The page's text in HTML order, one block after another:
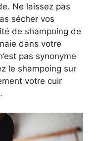
Ne laissez pas
sécher vos
de shampoing de
dans votre
pas synonyme
le shampoing sur
votre cuir